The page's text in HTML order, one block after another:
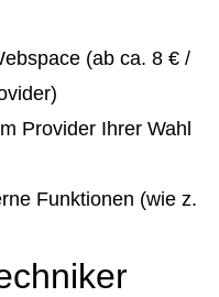
(ab ca. 8 € /
Provider Ihrer Wahl
Funktionen (wie z.